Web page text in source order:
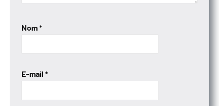
Nom*
E-mail *